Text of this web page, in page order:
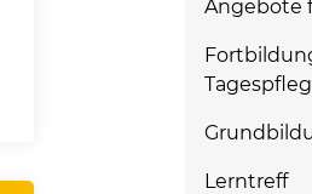
Angebote
Lerntreff